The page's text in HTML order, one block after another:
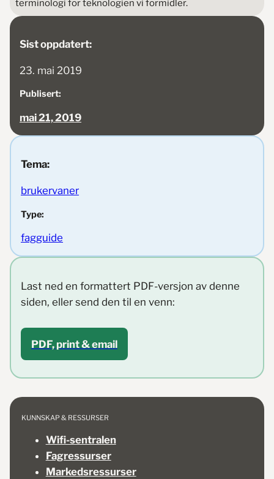
terminologi for teknologien vi formidler.
Sist oppdatert:
23. mai 2019
Publisert:
mai 21, 2019
Tema:
brukervaner
Type:
fagguide
Last ned en formattert PDF-versjon av denne
siden, eller send den til en venn:
PDF, print & email
KUNNSKAP & RESSURSER
Wifi-sentralen
Fagressurser
Markedsressurser